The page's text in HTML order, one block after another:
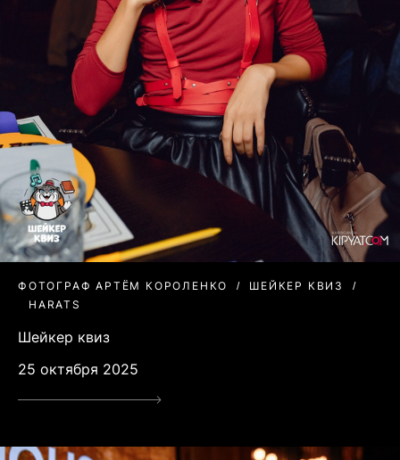
ФОТОГРАФ АРТЁМ КОРОЛЕНКО
ШЕЙКЕР КВИЗ
HARATS
Шейкер квиз
25 октября 2025